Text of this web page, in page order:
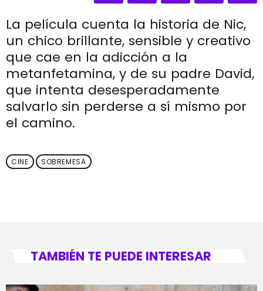
La película cuenta la historia de Nic,
un chico brillante, sensible y creativo
que cae en la adicción a la
metanfetamina, y de su padre David,
que intenta desesperadamente
salvarlo sin perderse a sí mismo por
el camino.
CINE SOBREMESA
TAMBIÉN TE PUEDE INTERESAR